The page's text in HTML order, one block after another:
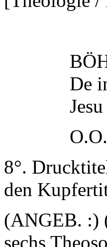
De
8°.
den
(ANGEB. :)
sechs